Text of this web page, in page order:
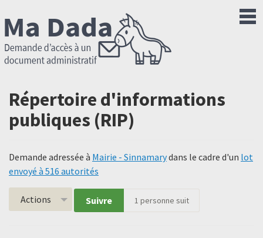
Répertoire d'informations
publiques (RIP)
Demande adressée à Mairie - Sinnamarydans le cadre d'un lot
envoyé à 516 autorités
Actions Suivre 1 personne suit